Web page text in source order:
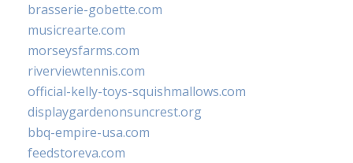
brasserie-gobette.com
musicrearte.com
morseysfarms.com
riverviewtennis.com
official-kelly-toys-squishmallows.com
displaygardenonsuncrest.org
bbq-empire-usa.com
feedstoreva.com